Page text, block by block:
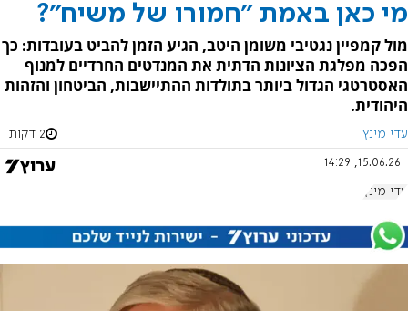
מי כאן באמת "חמורו של משיח"?
מול קמפיין נגטיבי משומן היטב, הגיע הזמן להביט בעובדות: כך
הפכה מפלגת הציונות הדתית את המנדטים החרדיים למנוף
האסטרטגי הגדול ביותר בתולדות ההתיישבות, הביטחון והזהות
היהודית.
עדי מינץ 2 דקות
15.06.26, 14:29
עדי מינץ